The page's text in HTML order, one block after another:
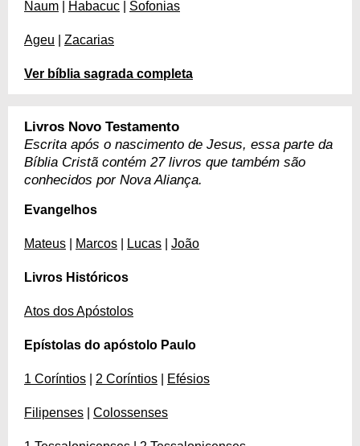
Naum Habacuc Sofonias
Ageu Zacarias
Ver bíblia sagrada completa
Livros Novo Testamento
Escrita após o nascimento de Jesus, essa parte da
Bíblia Cristã contém 27 livros que também são
conhecidos por Nova Aliança.
Evangelhos
Mateus Marcos Lucas João
Livros Históricos
Atos dos Apóstolos
Epístolas do apóstolo Paulo
1 Coríntios 2 Coríntios Efésios
Filipenses Colossenses